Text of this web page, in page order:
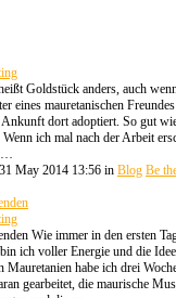
Goldstück anders, auch
eines mauretanischen
dort adoptiert. So gut
ich mal nach der Arbeit
May 2014 13:56 in Blog Be
Wie immer in den ersten
ich voller Energie und die
Mauretanien habe ich drei
gearbeitet, die maurische